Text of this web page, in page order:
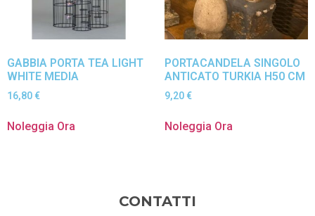
GABBIA PORTA TEA LIGHT
WHITE MEDIA
16,80 €
Noleggia Ora
PORTACANDELA SINGOLO
ANTICATO TURKIA H50 CM
9,20 €
Noleggia Ora
CONTATTI